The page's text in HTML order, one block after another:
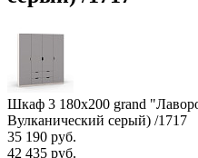
Шкаф 3 180х200 grand
Вулканический серый) /1717
35 190 руб.
42 435 руб.